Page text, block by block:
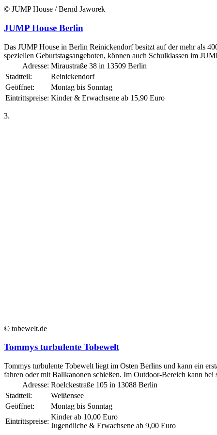
© JUMP House / Bernd Jaworek
JUMP House Berlin
Das JUMP House in Berlin Reinickendorf besitzt auf der mehr als
speziellen Geburtstagsangeboten, können auch Schulklassen im
Adresse: Miraustraße 38 in 13509 Berlin
Stadtteil:
Reinickendorf
Geöffnet:
Montag bis Sonntag
Eintrittspreise: Kinder & Erwachsene ab 15,90 Euro
3.
© tobewelt.de
Tommys turbulente Tobewelt
Tommys turbulente Tobewelt liegt im Osten Berlins und kann ein
fahren oder mit Ballkanonen schießen. Im Outdoor-Bereich kann
Adresse: Roelckestraße 105 in 13088 Berlin
Stadtteil:
Weißensee
Geöffnet:
Montag bis Sonntag
Eintrittspreise:
Kinder ab 10,00 Euro
Jugendliche & Erwachsene ab 9,00 Euro